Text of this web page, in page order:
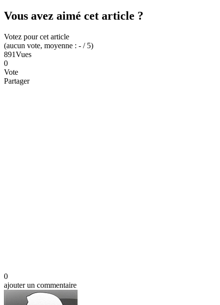
Vous avez aimé cet article ?
Votez pour cet article
(aucun vote, moyenne : - / 5)
891Vues
0
Vote
Partager
0
ajouter un commentaire